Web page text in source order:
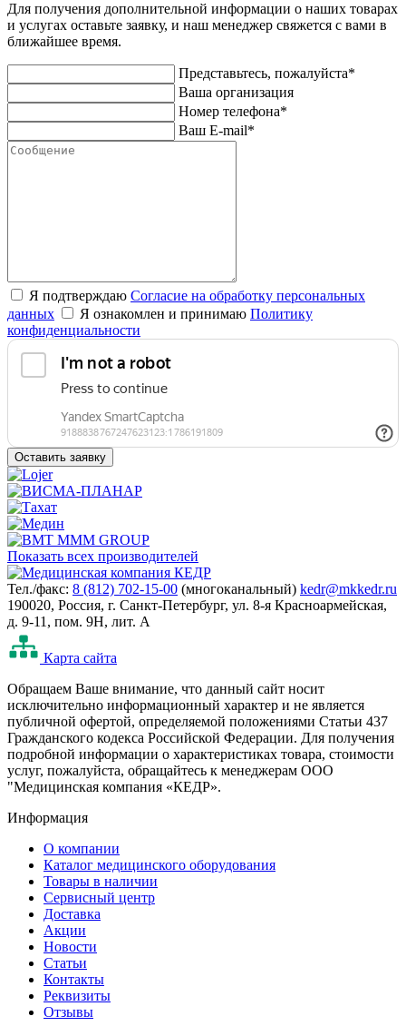
Для получения дополнительной информации о наших товарах
и услугах оставьте заявку, и наш менеджер свяжется с вами в
ближайшее время.
Представьтесь, пожалуйста*
Ваша организация
Номер телефона*
Ваш E-mail*
Я подтверждаю Согласие на обработку персональных
данных
Я ознакомлен и принимаю Политику
конфиденциальности
Оставить заявку
Показать всех производителей
Тел./факс: 8 (812) 702-15-00 (многоканальный) kedr@mkkedr.ru
190020, Россия, г. Санкт-Петербург, ул. 8-я Красноармейская,
д. 9-11, пом. 9Н, лит. А
Карта сайта
Oбращаем Ваше внимание, что данный сайт носит
исключительно информационный характер и не является
публичной офертой, определяемой положениями Статьи 437
Гражданского кодекса Российской Федерации. Для получения
подробной информации о характеристиках товара, стоимости
услуг, пожалуйста, обращайтесь к менеджерам ООО
"Медицинская компания «КЕДР».
Информация
О компании
Каталог медицинского оборудования
Товары в наличии
Сервисный центр
Доставка
Акции
Новости
Статьи
Контакты
Реквизиты
Отзывы